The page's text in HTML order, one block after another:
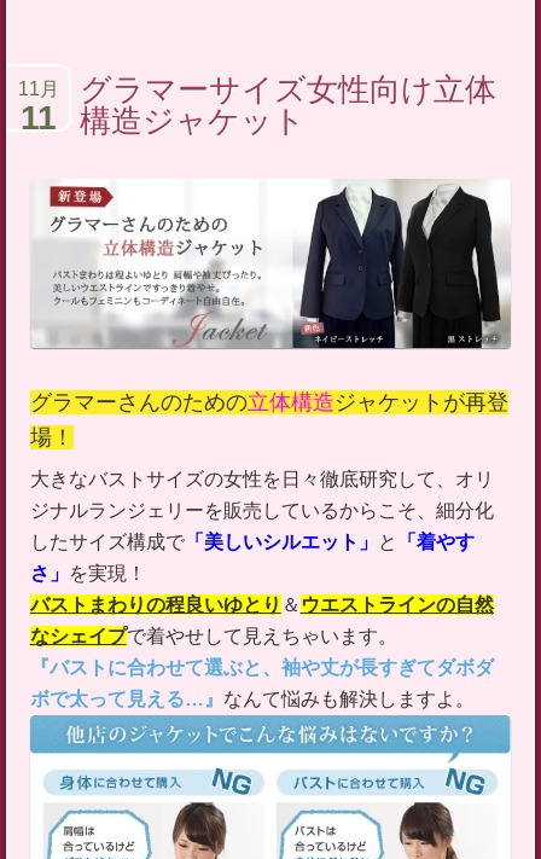
グラマーサイズ女性向け立体
構造ジャケット
11月
11
グラマーさんのための立体構造ジャケットが再登
場！
大きなバストサイズの女性を日々徹底研究して、オリ
ジナルランジェリーを販売しているからこそ、細分化
したサイズ構成で「美しいシルエット」 と
「着やす
さ」 を実現！
​バストまわりの程良いゆとり ＆ ウエストラインの自然
なシェイプで着やせして見えちゃいます。​​​
『バストに合わせて選ぶと、袖や丈が長すぎてダボダ
ボで太って見える…』 ​なんて悩みも解決しますよ。